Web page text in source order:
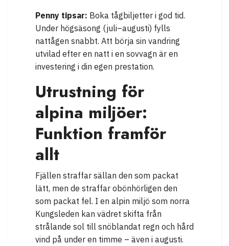
Penny tipsar: Boka tågbiljetter i god tid.
Under högsäsong (juli–augusti) fylls
nattågen snabbt. Att börja sin vandring
utvilad efter en natt i en sovvagn är en
investering i din egen prestation.
Utrustning för
alpina miljöer:
Funktion framför
allt
Fjällen straffar sällan den som packat
lätt, men de straffar obönhörligen den
som packat fel. I en alpin miljö som norra
Kungsleden kan vädret skifta från
strålande sol till snöblandat regn och hård
vind på under en timme – även i augusti.